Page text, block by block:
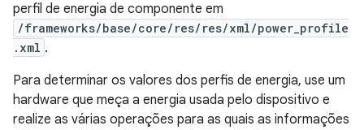
perfil de energia de componente em
/frameworks/base/core/res/res/xml/power_profile
.xml .
Para determinar os valores dos perfis de energia, use um
hardware que meça a energia usada pelo dispositivo e
realize as várias operações para as quais as informações